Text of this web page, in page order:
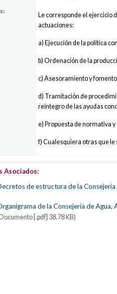
Le corresponde el ejercicio
actuaciones:
a) Ejecución de la política
b) Ordenación de la
c) Asesoramiento y
d) Tramitación de
reintegro de las ayudas
e) Propuesta de normativa
f) Cualesquiera otras que le
Asociados:
de estructura de la
de la Consejería de Agua,
[.pdf] 38,78 KB)